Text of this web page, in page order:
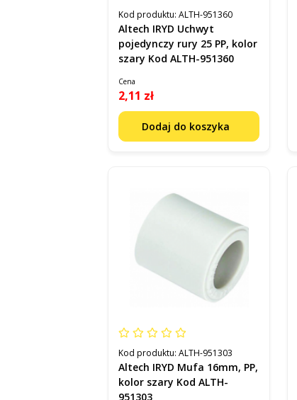
Kod produktu: ALTH-951360
Altech IRYD Uchwyt
pojedynczy rury 25 PP, kolor
szary Kod ALTH-951360
Cena
2,11 zł
Dodaj do koszyka
Kod produktu: ALTH-951303
Altech IRYD Mufa 16mm, PP,
kolor szary Kod ALTH-
951303